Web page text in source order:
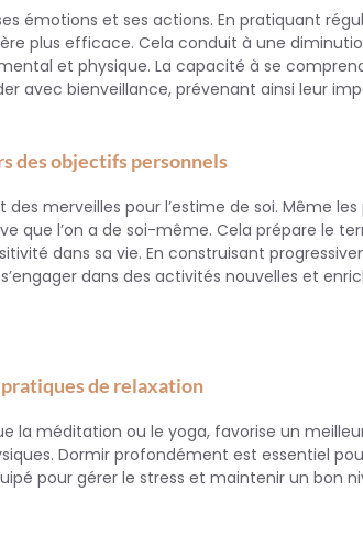
émotions et ses actions. En pratiquant
plus efficace. Cela conduit à une
et physique. La capacité à se
avec bienveillance, prévenant ainsi leur
des objectifs personnels
merveilles pour l’estime de soi. Même
que l’on a de soi-même. Cela prépare le
dans sa vie. En construisant
dans des activités nouvelles et
pratiques de relaxation
la méditation ou le yoga, favorise un
Dormir profondément est essentiel
pour gérer le stress et maintenir un bon